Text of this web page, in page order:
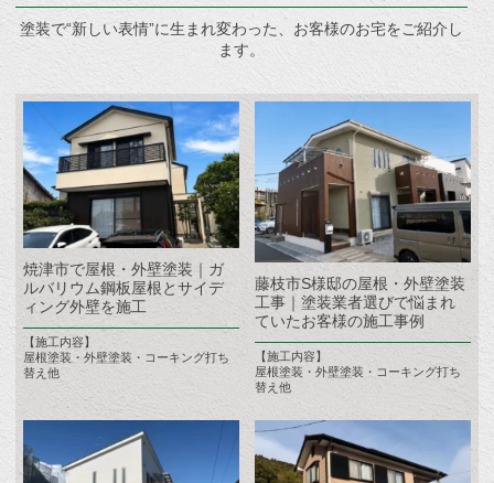
塗装で“新しい表情”に生まれ変わった、お客様のお宅をご紹介し
ます。
焼津市で屋根・外壁塗装｜ガ
ルバリウム鋼板屋根とサイデ
ィング外壁を施工
【施工内容】
屋根塗装・外壁塗装・コーキング打ち
替え他
藤枝市S様邸の屋根・外壁塗装
工事｜塗装業者選びで悩まれ
ていたお客様の施工事例
【施工内容】
屋根塗装・外壁塗装・コーキング打ち
替え他